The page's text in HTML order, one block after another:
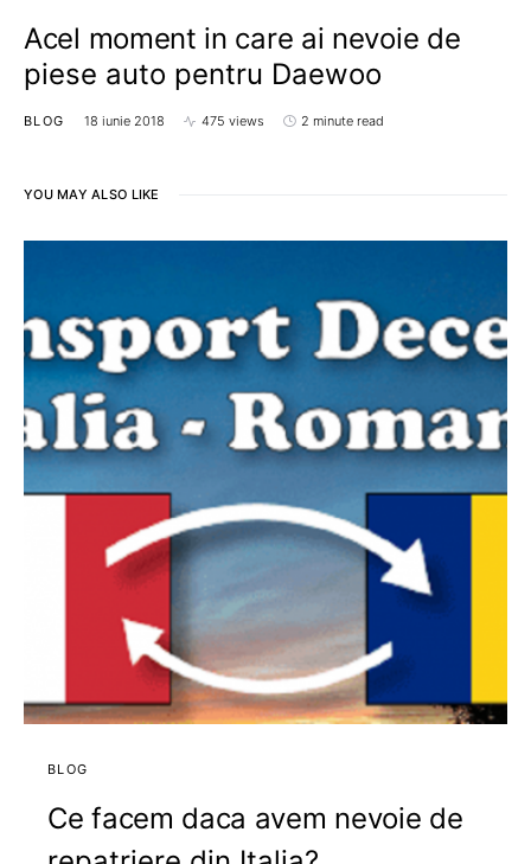
Acel moment in care ai nevoie de
piese auto pentru Daewoo
BLOG 18 iunie 2018 475 views 2 minute read
YOU MAY ALSO LIKE
BLOG
Ce facem daca avem nevoie de